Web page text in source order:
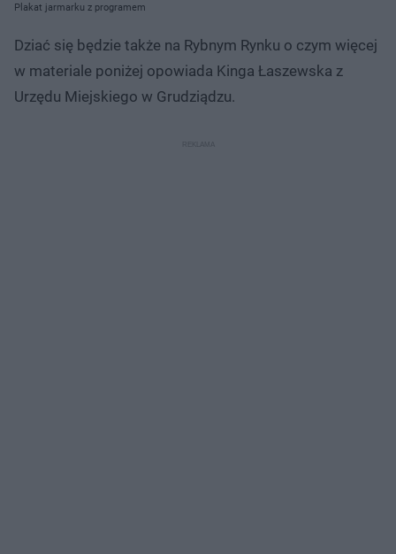
Plakat jarmarku z programem
Dziać się będzie także na Rybnym Rynku o czym więcej
w materiale poniżej opowiada Kinga Łaszewska z
Urzędu Miejskiego w Grudziądzu.